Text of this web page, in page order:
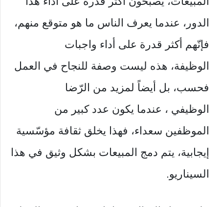
الدور، عندما يعرف الناس ما هو متوقع منهم،
فإنّهم أكثر قدرة على أداء واجبات
الوظيفة، هذه ليست وصفة للنجاح في العمل
فحسب، بل أيضاً لمزيد من الرّضا
الوظيفي ، عندما يكون عدد كبير من
الموظفين سعداء، فهذا يخلق ثقافة مؤسّسية
إيجابية، يتم دمج المبيعات بشكل وثيق في هذا
السيناريو.